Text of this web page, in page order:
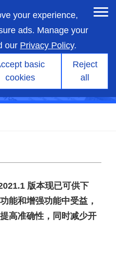
your experience,
ads. Manage your
our Privacy Policy.
basic
cookies
Reject
all
Gear 中的
版本现已可供下
能和增强功能中受益，
高准确性，同时减少开